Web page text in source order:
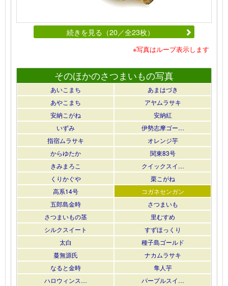
続きを見る（20／全23枚）
※写真はループ表示します
そのほかのさつまいもの写真
あいこまち
あまはづき
あやこまち
アヤムラサキ
安納こがね
安納紅
いずみ
伊勢志摩ゴー…
指宿ムラサキ
オレンジ芋
からゆたか
関東83号
きみまろこ
クイックスイ…
くりかぐや
栗こがね
高系14号
コガネセンガン
五郎島金時
さつまいも
さつまいもの茎
里むすめ
シルクスイート
すずほっくり
太白
種子島ゴールド
蔓無源氏
ナカムラサキ
なると金時
隼人芋
ハロウィンス…
パープルスイ…